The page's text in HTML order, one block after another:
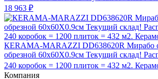
18 963 ₽
КЕRAMA-MARAZZI DD638620R Мирабо
обрезной 60х60X0.9см Текущий склад!
240 коробок = 1200 плиток = 432 м2.
Компания